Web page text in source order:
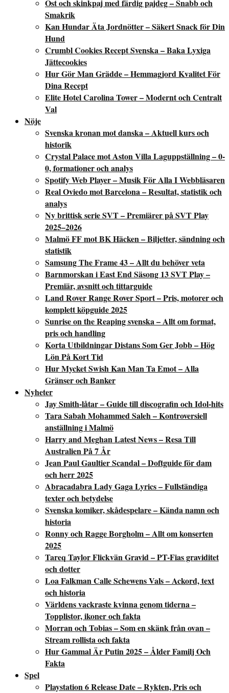
Ost och skinkpaj med färdig pajdeg – Snabb och
Smakrik
Kan Hundar Äta Jordnötter – Säkert Snack för Din
Hund
Crumbl Cookies Recept Svenska – Baka Lyxiga
Jättecookies
Hur Gör Man Grädde – Hemmagjord Kvalitet För
Dina Recept
Elite Hotel Carolina Tower – Modernt och Centralt
Val
Nöje
Svenska kronan mot danska – Aktuell kurs och
historik
Crystal Palace mot Aston Villa Laguppställning – 0-
0, formationer och analys
Spotify Web Player – Musik För Alla I Webbläsaren
Real Oviedo mot Barcelona – Resultat, statistik och
analys
Ny brittisk serie SVT – Premiärer på SVT Play
2025–2026
Malmö FF mot BK Häcken – Biljetter, sändning och
statistik
Samsung The Frame 43 – Allt du behöver veta
Barnmorskan i East End Säsong 13 SVT Play –
Premiär, avsnitt och tittarguide
Land Rover Range Rover Sport – Pris, motorer och
komplett köpguide 2025
Sunrise on the Reaping svenska – Allt om format,
pris och handling
Korta Utbildningar Distans Som Ger Jobb – Hög
Lön På Kort Tid
Hur Mycket Swish Kan Man Ta Emot – Alla
Gränser och Banker
Nyheter
Jay Smith-låtar – Guide till discografin och Idol-hits
Tara Sabah Mohammed Saleh – Kontroversiell
anställning i Malmö
Harry and Meghan Latest News – Resa Till
Australien På 7 År
Jean Paul Gaultier Scandal – Doftguide för dam
och herr 2025
Abracadabra Lady Gaga Lyrics – Fullständiga
texter och betydelse
Svenska komiker, skådespelare – Kända namn och
historia
Ronny och Ragge Borgholm – Allt om konserten
2025
Tareq Taylor Flickvän Gravid – PT-Fias graviditet
och dotter
Loa Falkman Calle Schewens Vals – Ackord, text
och historia
Världens vackraste kvinna genom tiderna –
Topplistor, ikoner och fakta
Morran och Tobias – Som en skänk från ovan –
Stream rollista och fakta
Hur Gammal Är Putin 2025 – Ålder Familj Och
Fakta
Spel
Playstation 6 Release Date – Rykten, Pris och